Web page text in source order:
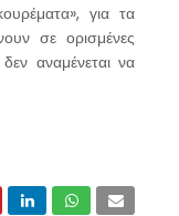
για τα
σε ορισμένες
αναμένεται να